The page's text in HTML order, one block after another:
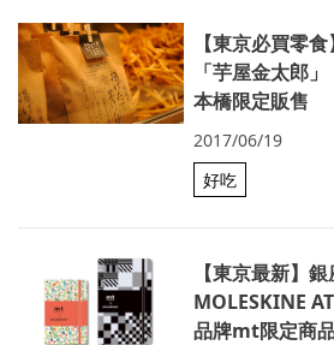
【東京必買零
「芋屋金太郎
本橋限定販售
2017/06/19
好吃
【東京最新】
MOLESKINE
品牌mt限定商